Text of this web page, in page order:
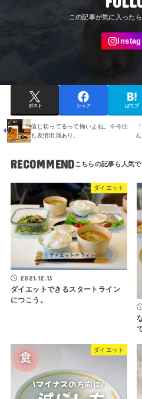
ポスト シェア はてブ
信じ切ってるって怖いよね。※今回
も友情出演あり。
ん
RECOMMEND
ダイエット
2021.12.13
ダイエットできるスタートライン
につこう。
ダイエット